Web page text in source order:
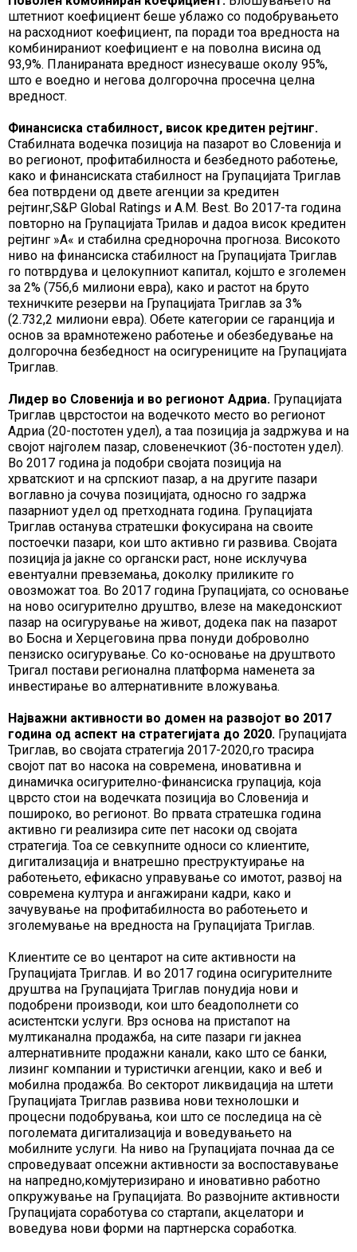
штетниот коефициент беше ублажо со подобрувањето
на расходниот коефициент, па поради тоа вредноста на
комбинираниот коефициент е на поволна висина од
93,9%. Планираната вредност изнесуваше околу 95%,
што е воедно и негова долгорочна просечна целна
вредност.
Финансиска стабилност, висок кредитен рејтинг.
Стабилната водечка позиција на пазарот во Словенија и
во регионот, профитабилноста и безбедното работење,
како и финансиската стабилност на Групацијата Триглав
беа потврдени од двете агенции за кредитен
рејтинг,S&P Global Ratings и A.M. Best. Во 2017-та година
повторно на Групацијата Трилав и дадоа висок кредитен
рејтинг »A« и стабилна среднорочна прогноза. Високото
ниво на финансиска стабилност на Групацијата Триглав
го потврдува и целокупниот капитал, којшто е зголемен
за 2% (756,6 милиони евра), како и растот на бруто
техничките резерви на Групацијата Триглав за 3%
(2.732,2 милиони евра). Обете категории се гаранција и
основ за врамнотежено работење и обезбедување на
долгорочна безбедност на осигурениците на Групацијата
Триглав.
Лидер во Словенија и во регионот Адриа. Групацијата
Триглав цврстостои на водечкото место во регионот
Адриа (20-постотен удел), а таа позиција ја задржува и на
својот најголем пазар, словенечкиот (36-постотен удел).
Во 2017 година ја подобри својата позиција на
хрватскиот и на српскиот пазар, а на другите пазари
воглавно ја сочува позицијата, односно го задржа
пазарниот удел од претходната година. Групацијата
Триглав останува стратешки фокусирана на своите
постоечки пазари, кои што активно ги развива. Својата
позиција ја јакне со органски раст, ноне исклучува
евентуални превземања, доколку приликите го
овозможат тоа. Во 2017 година Групацијата, со основање
на ново осигурително друштво, влезе на македонскиот
пазар на осигурување на живот, додека пак на пазарот
во Босна и Херцеговина прва понуди доброволно
пензиско осигурување. Со ко-основање на друштвото
Тригал постави регионална платформа наменета за
инвестирање во алтернативните вложувања.
Најважни активности во домен на развојот во 2017
година од аспект на стратегијата до 2020. Групацијата
Триглав, во својата стратегија 2017-2020,го трасира
својот пат во насока на современа, иновативна и
динамичка осигурително-финансиска групација, која
цврсто стои на водечката позиција во Словенија и
пошироко, во регионот. Во првата стратешка година
активно ги реализира сите пет насоки од својата
стратегија. Тоа се севкупните односи со клиентите,
дигитализација и внатрешно преструктуирање на
работењето, ефикасно управување со имотот, развој на
современа култура и ангажирани кадри, како и
зачувување на профитабилноста во работењето и
зголемување на вредноста на Групацијата Триглав.
Клиентите се во центарот на сите активности на
Групацијата Триглав. И во 2017 година осигурителните
друштва на Групацијата Триглав понудија нови и
подобрени производи, кои што беадополнети со
асистентски услуги. Врз основа на пристапот на
мултиканална продажба, на сите пазари ги јакнеа
алтернативните продажни канали, како што се банки,
лизинг компании и туристички агенции, како и веб и
мобилна продажба. Во секторот ликвидација на штети
Групацијата Триглав развива нови технолошки и
процесни подобрувања, кои што се последица на сѐ
поголемата дигитализација и воведувањето на
мобилните услуги. На ниво на Групацијата почнаа да се
спроведуваат опсежни активности за воспоставување
на напредно,комјутеризирано и иновативно работно
опкружување на Групацијата. Во развојните активности
Групацијата соработува со стартапи, акцелатори и
воведува нови форми на партнерска соработка.